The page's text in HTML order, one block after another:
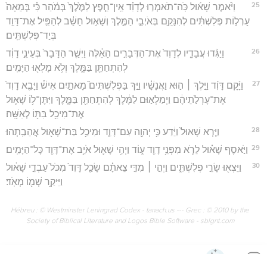
25
וַיֹּ֨אמֶר שָׁא֜וּל כֹּֽה־תֹאמְר֣וּ לְדָוִ֗ד אֵֽין־חֵ֤פֶץ לַמֶּ֙לֶךְ֙ בְּמֹ֔הַר כִּ֗י בְּמֵאָה֙
עָרְל֣וֹת פְּלִשְׁתִּ֔ים לְהִנָּקֵ֖ם בְּאֹיְבֵ֣י הַמֶּ֑לֶךְ וְשָׁא֣וּל חָשַׁ֔ב לְהַפִּ֥יל אֶת־דָּוִ֖ד
בְּיַד־פְּלִשְׁתִּֽים׃
26
וַיַּגִּ֨דוּ עֲבָדָ֤יו לְדָוִד֙ אֶת־הַדְּבָרִ֣ים הָאֵ֔לֶּה וַיִּשַׁ֤ר הַדָּבָר֙ בְּעֵינֵ֣י דָוִ֔ד
לְהִתְחַתֵּ֖ן בַּמֶּ֑לֶךְ וְלֹ֥א מָלְא֖וּ הַיָּמִֽים׃
27
וַיָּ֨קָם דָּוִ֜ד וַיֵּ֣לֶךְ ׀ ה֣וּא וַאֲנָשָׁ֗יו וַיַּ֣ךְ בַּפְּלִשְׁתִּים֮ מָאתַ֣יִם אִישׁ֒ וַיָּבֵ֤א דָוִד֙
אֶת־עָרְלֹ֣תֵיהֶ֔ם וַיְמַלְא֣וּם לַמֶּ֔לֶךְ לְהִתְחַתֵּ֖ן בַּמֶּ֑לֶךְ וַיִּתֶּן־ל֥וֹ שָׁא֛וּל
אֶת־מִיכַ֥ל בִּתּ֖וֹ לְאִשָּֽׁה׃
28 וַיַּ֤רְא שָׁאוּל֙ וַיֵּ֔דַע כִּ֥י יְהוָ֖ה עִם־דָּוִ֑ד וּמִיכַ֥ל בַּת־שָׁא֖וּל אֲהֵבַֽתְהוּ׃
29 וַיֹּ֣אסֶף שָׁא֗וּל לֵרֹ֛א מִפְּנֵ֥י דָוִ֖ד ע֑וֹד וַיְהִ֥י שָׁא֛וּל אֹיֵ֥ב אֶת־דָּוִ֖ד כָּל־הַיָּמִֽים׃
30
וַיֵּצְא֖וּ שָׂרֵ֣י פְלִשְׁתִּ֑ים וַיְהִ֣י ׀ מִדֵּ֣י צֵאתָ֗ם שָׂכַ֤ל דָּוִד֙ מִכֹּל֙ עַבְדֵ֣י שָׁא֔וּל
וַיִּיקַ֥ר שְׁמ֖וֹ מְאֹֽד׃
Hébreu : © Westminster Leningrad Codex - tanach.us --- Grec : © 2010 by the
Society of Biblical Literature and Logos Bible Software - sblgnt.com